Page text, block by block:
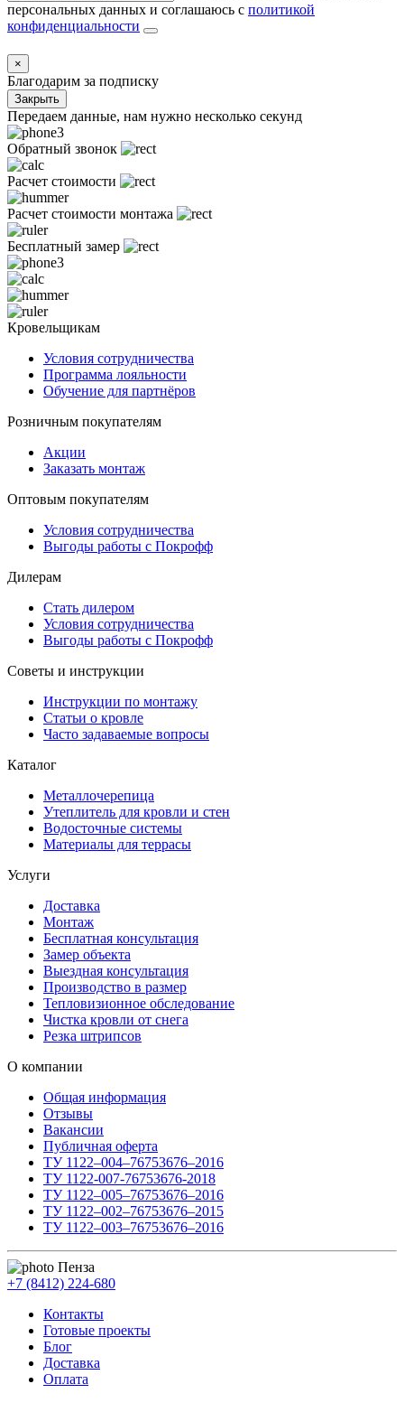
персональных данных и соглашаюсь с политикой
конфиденциальности
×
Благодарим за подписку
Закрыть
Передаем данные, нам нужно несколько секунд
Обратный звонок
Расчет стоимости
Расчет стоимости монтажа
Бесплатный замер
Кровельщикам
Условия сотрудничества
Программа лояльности
Обучение для партнёров
Розничным покупателям
Акции
Заказать монтаж
Оптовым покупателям
Условия сотрудничества
Выгоды работы с Покрофф
Дилерам
Стать дилером
Условия сотрудничества
Выгоды работы с Покрофф
Советы и инструкции
Инструкции по монтажу
Статьи о кровле
Часто задаваемые вопросы
Каталог
Металлочерепица
Утеплитель для кровли и стен
Водосточные системы
Материалы для террасы
Услуги
Доставка
Монтаж
Бесплатная консультация
Замер объекта
Выездная консультация
Производство в размер
Тепловизионное обследование
Чистка кровли от снега
Резка штрипсов
О компании
Общая информация
Отзывы
Вакансии
Публичная оферта
ТУ 1122–004–76753676–2016
ТУ 1122-007-76753676-2018
ТУ 1122–005–76753676–2016
ТУ 1122–002–76753676–2015
ТУ 1122–003–76753676–2016
Пенза
+7 (8412) 224-680
Контакты
Готовые проекты
Блог
Доставка
Оплата